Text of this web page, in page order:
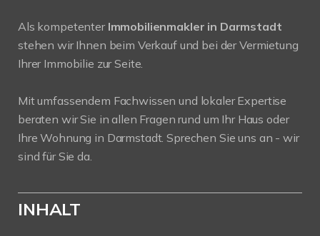
Als kompetenter Immobilienmakler in Darmstadt
stehen wir Ihnen beim Verkauf und bei der Vermietung
Ihrer Immobilie zur Seite.
Mit umfassendem Fachwissen und lokaler Expertise
beraten wir Sie in allen Fragen rund um Ihr Haus oder
Ihre Wohnung in Darmstadt. Sprechen Sie uns an - wir
sind für Sie da.
INHALT